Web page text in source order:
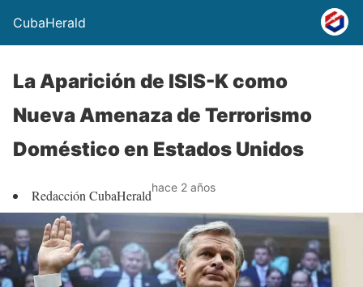
CubaHerald
La Aparición de ISIS-K como
Nueva Amenaza de Terrorismo
Doméstico en Estados Unidos
Redacción CubaHeraldhace 2 años